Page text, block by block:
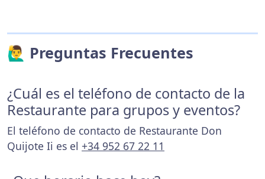
🙋‍♂️ Preguntas Frecuentes
¿Cuál es el teléfono de contacto de la
Restaurante para grupos y eventos?
El teléfono de contacto de Restaurante Don
Quijote Ii es el +34 952 67 22 11